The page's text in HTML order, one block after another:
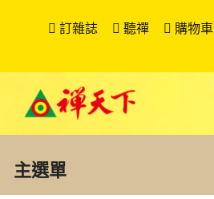
訂雜誌 聽禪 購物車
主選單